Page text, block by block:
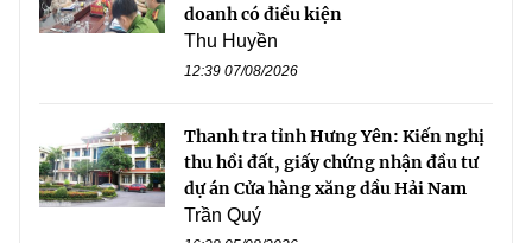
doanh có điều kiện
Thu Huyền
12:39 07/08/2026
Thanh tra tỉnh Hưng Yên: Kiến nghị
thu hồi đất, giấy chứng nhận đầu tư
dự án Cửa hàng xăng dầu Hải Nam
Trần Quý